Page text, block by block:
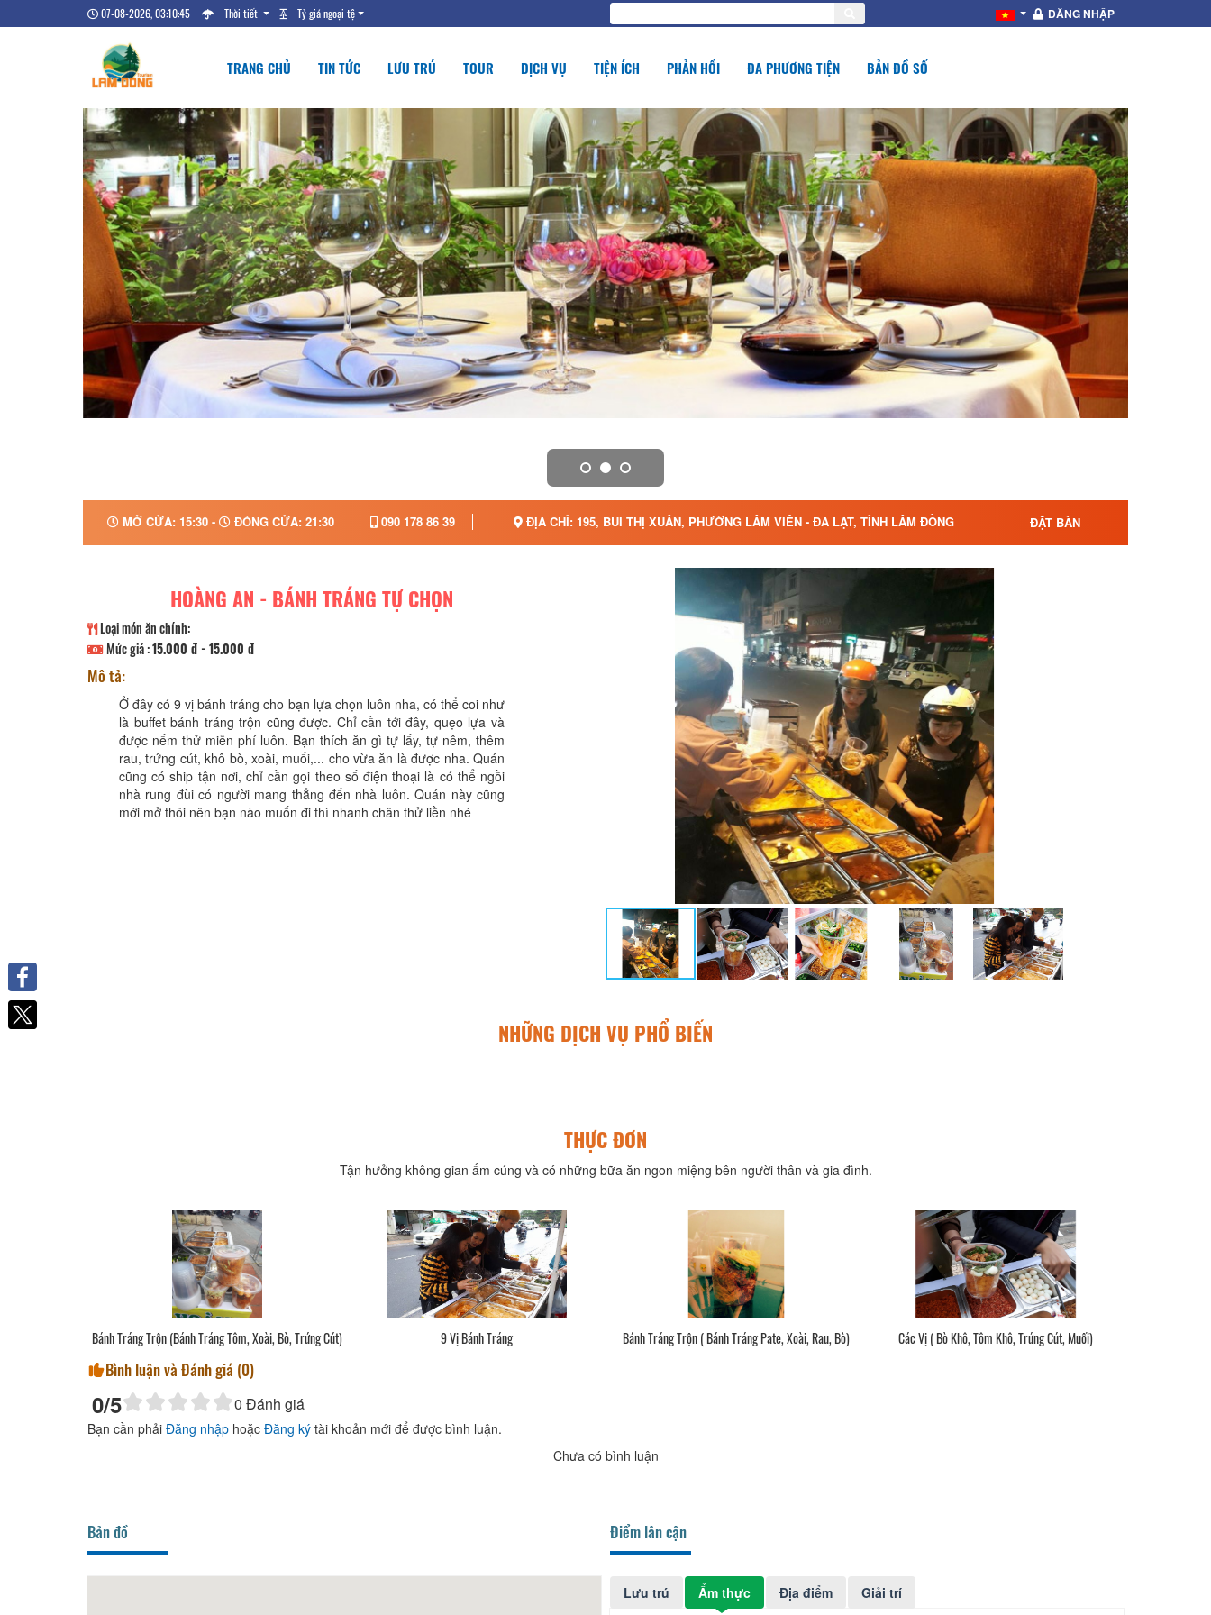
07-08-2026, 03:10:46 Thời tiết Tỷ giá ngoại tệ ĐĂNG NHẬP
TRANG CHỦ TIN TỨC LƯU TRÚ TOUR DỊCH VỤ TIỆN ÍCH PHẢN HỒI ĐA PHƯƠNG TIỆN BẢN ĐỒ SỐ
MỞ CỬA: 15:30 - ĐÓNG CỬA: 21:30 090 178 86 39 ĐỊA CHỈ: 195, BÙI THỊ XUÂN, PHƯỜNG LÂM VIÊN - ĐÀ LẠT, TỈNH LÂM ĐỒNG ĐẶT BÀN
HOÀNG AN - BÁNH TRÁNG TỰ CHỌN
Loại món ăn chính:
Mức giá :15.000 đ - 15.000 đ
Mô tả:
Ở đây có 9 vị bánh tráng cho bạn lựa chọn luôn nha, có thể coi như
là buffet bánh tráng trộn cũng được. Chỉ cần tới đây, quẹo lựa và
được nếm thử miễn phí luôn. Bạn thích ăn gì tự lấy, tự nêm, thêm
rau, trứng cút, khô bò, xoài, muối,... cho vừa ăn là được nha. Quán
cũng có ship tận nơi, chỉ cần gọi theo số điện thoại là có thể ngồi
nhà rung đùi có người mang thẳng đến nhà luôn. Quán này cũng
mới mở thôi nên bạn nào muốn đi thì nhanh chân thử liền nhé
NHỮNG DỊCH VỤ PHỔ BIẾN
THỰC ĐƠN
Tận hưởng không gian ấm cúng và có những bữa ăn ngon miệng bên người thân và gia đình.
Bánh Tráng Trộn (Bánh Tráng Tôm, Xoài, Bò, Trứng Cút) 9 Vị Bánh Tráng Bánh Tráng Trộn ( Bánh Tráng Pate, Xoài, Rau, Bò) Các Vị ( Bò Khô, Tôm Khô, Trứng Cút, Muối)
Bình luận và Đánh giá (0)
0/5 0 Đánh giá
Bạn cần phải Đăng nhập hoặc Đăng ký tài khoản mới để được bình luận.
Chưa có bình luận
Bản đồ Điểm lân cận
Lưu trú Ẩm thực Địa điểm Giải trí
Facebook